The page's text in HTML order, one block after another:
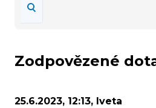
Zodpovězené
25.6.2023, 12:13, Iveta